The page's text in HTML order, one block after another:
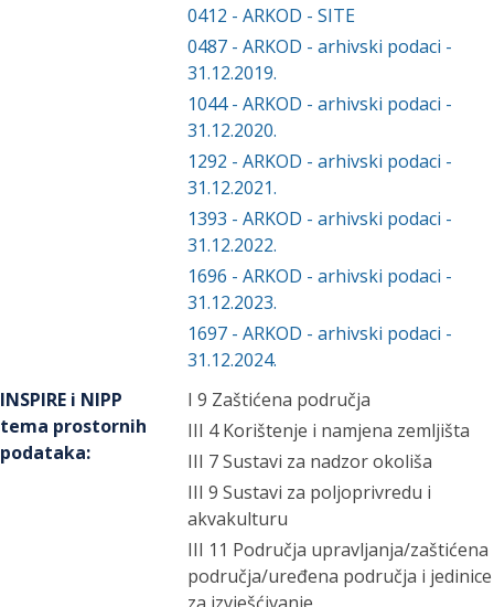
0412 -ARKOD - SITE
0487 -ARKOD - arhivski podaci -
31.12.2019.
1044-ARKOD - arhivski podaci -
31.12.2020.
1292 -ARKOD - arhivski podaci -
31.12.2021.
1393 -ARKOD - arhivski podaci -
31.12.2022.
1696 -ARKOD - arhivski podaci -
31.12.2023.
1697 -ARKOD - arhivski podaci -
31.12.2024.
INSPIRE i NIPP
tema prostornih
podataka:
I 9 Zaštićena područja
III 4 Korištenje i namjena zemljišta
III 7 Sustavi za nadzor okoliša
III 9 Sustavi za poljoprivredu i
akvakulturu
III 11 Područja upravljanja/zaštićena
područja/uređena područja i jedinice